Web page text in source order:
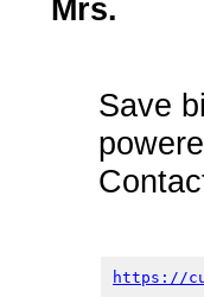
Mrs.
Save
https://